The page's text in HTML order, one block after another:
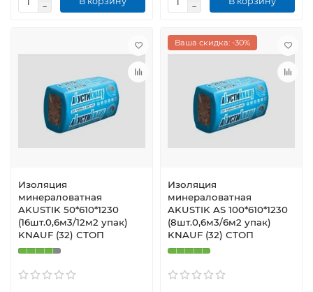
Изоляция
минераловатная
AKUSTIK 50*610*1230
(16шт.0,6м3/12м2 упак)
KNAUF (32) СТОП
Ваша скидка: -30%
Изоляция
минераловатная
AKUSTIK AS 100*610*1230
(8шт.0,6м3/6м2 упак)
KNAUF (32) СТОП